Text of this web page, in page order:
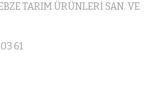
TARIM ÜRÜNLERİ SAN. VE
61